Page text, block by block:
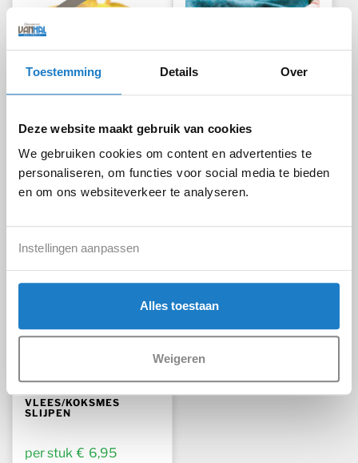
Toestemming Details Over
Deze website maakt gebruik van cookies
We gebruiken cookies om content en advertenties te
personaliseren, om functies voor social media te bieden
en om ons websiteverkeer te analyseren.
Instellingen aanpassen
Alles toestaan
Weigeren
€ 4,90
incl. BTW
€ 12,00
incl. BTW
VLEES/KOKSMES
SLIJPEN
€ 6,95